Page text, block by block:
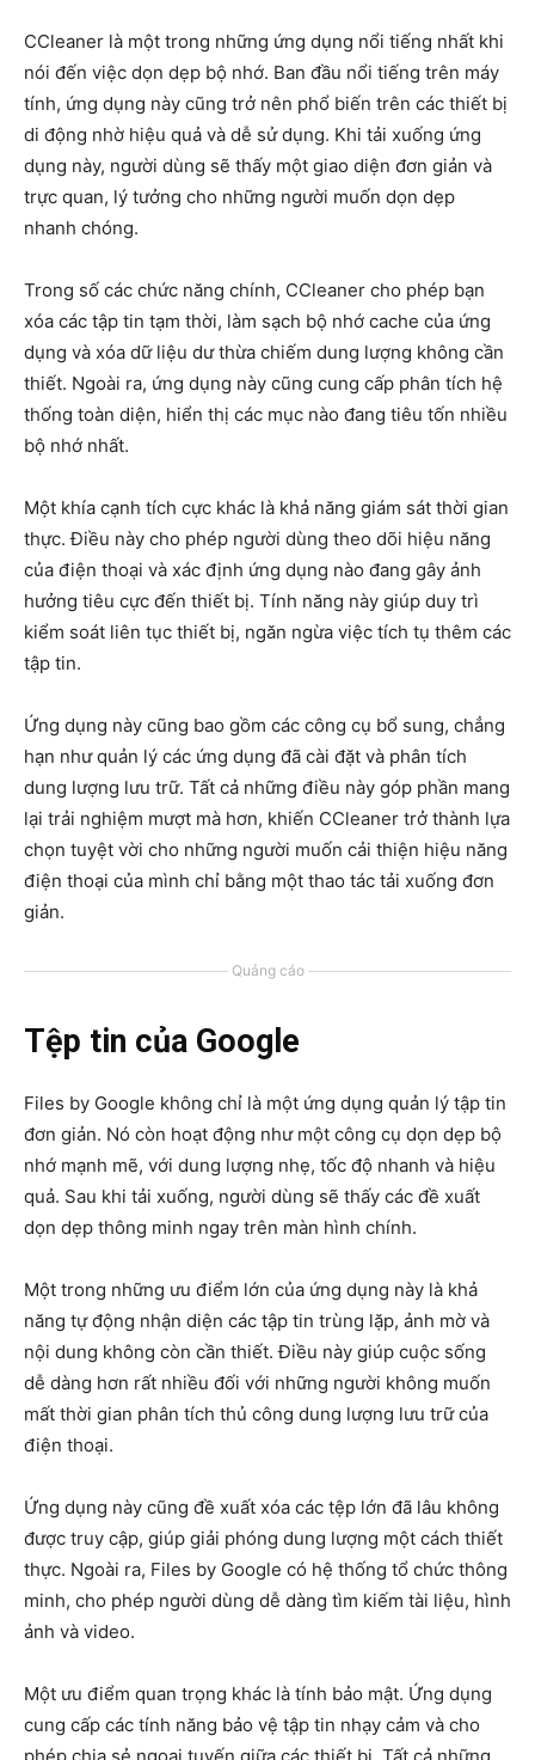
CCleaner là một trong những ứng dụng nổi tiếng nhất khi
nói đến việc dọn dẹp bộ nhớ. Ban đầu nổi tiếng trên máy
tính, ứng dụng này cũng trở nên phổ biến trên các thiết bị
di động nhờ hiệu quả và dễ sử dụng. Khi tải xuống ứng
dụng này, người dùng sẽ thấy một giao diện đơn giản và
trực quan, lý tưởng cho những người muốn dọn dẹp
nhanh chóng.
Trong số các chức năng chính, CCleaner cho phép bạn
xóa các tập tin tạm thời, làm sạch bộ nhớ cache của ứng
dụng và xóa dữ liệu dư thừa chiếm dung lượng không cần
thiết. Ngoài ra, ứng dụng này cũng cung cấp phân tích hệ
thống toàn diện, hiển thị các mục nào đang tiêu tốn nhiều
bộ nhớ nhất.
Một khía cạnh tích cực khác là khả năng giám sát thời gian
thực. Điều này cho phép người dùng theo dõi hiệu năng
của điện thoại và xác định ứng dụng nào đang gây ảnh
hưởng tiêu cực đến thiết bị. Tính năng này giúp duy trì
kiểm soát liên tục thiết bị, ngăn ngừa việc tích tụ thêm các
tập tin.
Ứng dụng này cũng bao gồm các công cụ bổ sung, chẳng
hạn như quản lý các ứng dụng đã cài đặt và phân tích
dung lượng lưu trữ. Tất cả những điều này góp phần mang
lại trải nghiệm mượt mà hơn, khiến CCleaner trở thành lựa
chọn tuyệt vời cho những người muốn cải thiện hiệu năng
điện thoại của mình chỉ bằng một thao tác tải xuống đơn
giản.
Quảng cáo
Tệp tin của Google
Files by Google không chỉ là một ứng dụng quản lý tập tin
đơn giản. Nó còn hoạt động như một công cụ dọn dẹp bộ
nhớ mạnh mẽ, với dung lượng nhẹ, tốc độ nhanh và hiệu
quả. Sau khi tải xuống, người dùng sẽ thấy các đề xuất
dọn dẹp thông minh ngay trên màn hình chính.
Một trong những ưu điểm lớn của ứng dụng này là khả
năng tự động nhận diện các tập tin trùng lặp, ảnh mờ và
nội dung không còn cần thiết. Điều này giúp cuộc sống
dễ dàng hơn rất nhiều đối với những người không muốn
mất thời gian phân tích thủ công dung lượng lưu trữ của
điện thoại.
Ứng dụng này cũng đề xuất xóa các tệp lớn đã lâu không
được truy cập, giúp giải phóng dung lượng một cách thiết
thực. Ngoài ra, Files by Google có hệ thống tổ chức thông
minh, cho phép người dùng dễ dàng tìm kiếm tài liệu, hình
ảnh và video.
Một ưu điểm quan trọng khác là tính bảo mật. Ứng dụng
cung cấp các tính năng bảo vệ tập tin nhạy cảm và cho